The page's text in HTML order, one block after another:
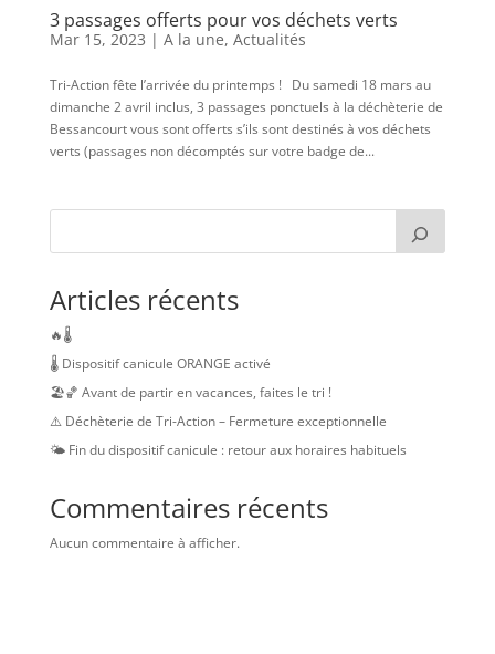
3 passages offerts pour vos déchets verts
Mar 15, 2023 | A la une, Actualités
Tri-Action fête l’arrivée du printemps ! Du samedi 18 mars au
dimanche 2 avril inclus, 3 passages ponctuels à la déchèterie de
Bessancourt vous sont offerts s’ils sont destinés à vos déchets
verts (passages non décomptés sur votre badge de...
Articles récents
🔥🌡️
🌡️ Dispositif canicule ORANGE activé
🏖️🏀 Avant de partir en vacances, faites le tri !
⚠️ Déchèterie de Tri-Action – Fermeture exceptionnelle
🌤️ Fin du dispositif canicule : retour aux horaires habituels
Commentaires récents
Aucun commentaire à afficher.